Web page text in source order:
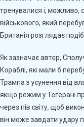
тренувалися і, можливо,
військового, який
Британія розглядає
Як зазначає автор,
Кораблі, які мали б
Трампа з усунення від
якщо режим у Тегерані
через пів світу, щоб
він може завдати удару